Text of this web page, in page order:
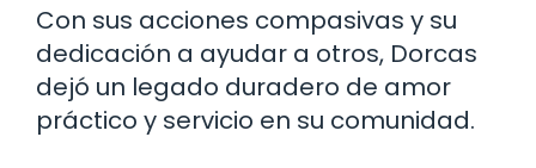
Con sus acciones compasivas y su
dedicación a ayudar a otros, Dorcas
dejó un legado duradero de amor
práctico y servicio en su comunidad.